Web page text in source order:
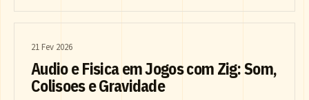
21 Fev 2026
Audio e Fisica em Jogos com Zig: Som,
Colisoes e Gravidade